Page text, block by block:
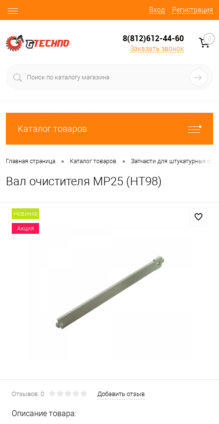
Вход Регистрация
8(812)612-44-60
Заказать звонок
0
Каталог товаров
Главная страница • Каталог товаров • Запчасти для штукатурных
Вал очистителя MP25 (НТ98)
Новинка
Акция
Отзывов: 0 Добавить отзыв
Описание товара: